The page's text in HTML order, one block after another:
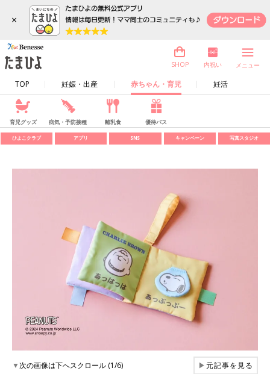
×
TOP 妊娠・出産 赤ちゃん・育児 妊活
SHOP 内祝い メニュー
育児グッズ 病気・予防接種 離乳食 優待パス
ひよこクラブ アプリ SNS キャンペーン 写真スタジオ
▼次の画像は下へスクロール (1/6) ▶元記事を見る